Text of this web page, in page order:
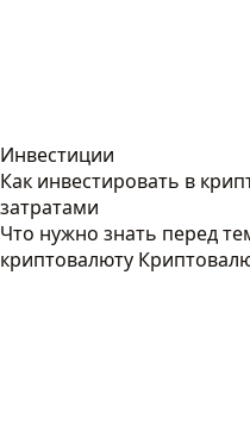
Инвестиции
Как инвестировать в
затратами
Что нужно знать перед
криптовалюту